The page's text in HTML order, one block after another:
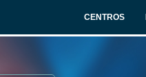
CENTROS